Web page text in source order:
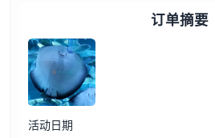
排除项
营业时间
订单摘要
活动日期